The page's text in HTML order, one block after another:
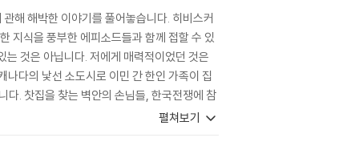
해 해박한 이야기를 풀어놓습니다. 히비스커
지식을 풍부한 에피소드들과 함께 접할 수 있
는 것은 아닙니다. 저에게 매력적이었던 것은
다의 낯선 소도시로 이민 간 한인 가족이 집
다. 찻집을 찾는 벽안의 손님들, 한국전쟁에 참
서 독자는 타향을 고향으로 만들고자 하는 이
펼쳐보기